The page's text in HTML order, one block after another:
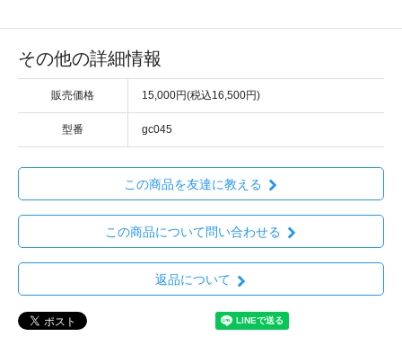
その他の詳細情報
販売価格 15,000円(税込16,500円)
型番 gc045
この商品を友達に教える
この商品について問い合わせる
返品について